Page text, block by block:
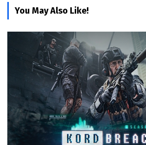
You May Also Like!